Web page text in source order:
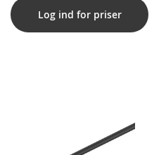
Log ind for priser